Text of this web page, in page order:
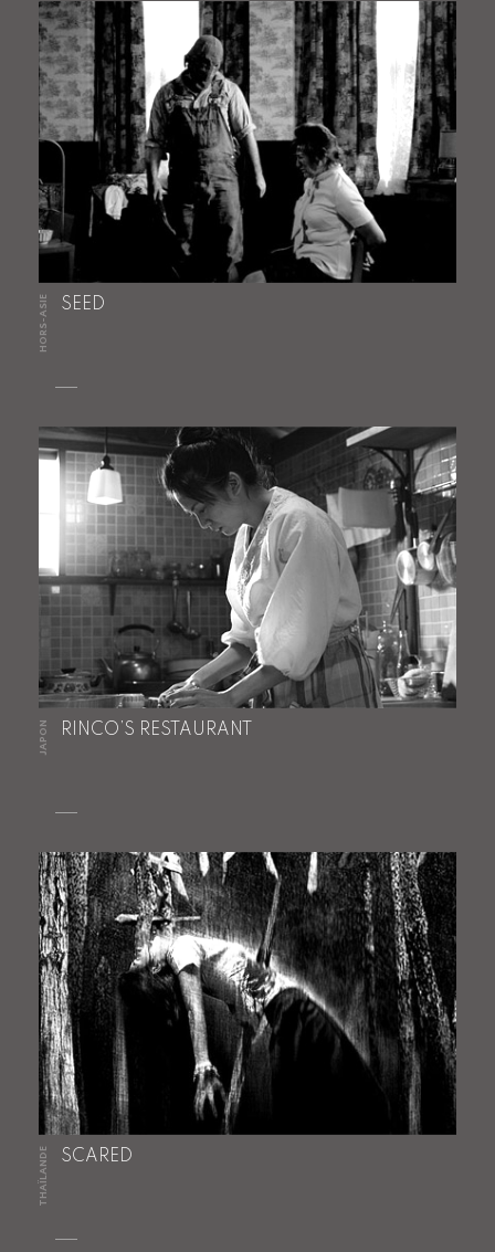
HORS-ASIE SEED
JAPON RINCO’S RESTAURANT
THAÏLANDE SCARED